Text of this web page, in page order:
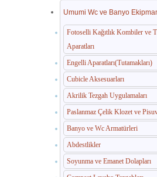
Umumi Wc ve Banyo
Fotoselli Kağıtlık Kombiler ve
Aparatları
Engelli Aparatları(Tutamakları)
Cubicle Aksesuarları
Akrilik Tezgah Uygulamaları
Paslanmaz Çelik Klozet ve
Banyo ve Wc Armatürleri
Abdestlikler
Soyunma ve Emanet Dolapları